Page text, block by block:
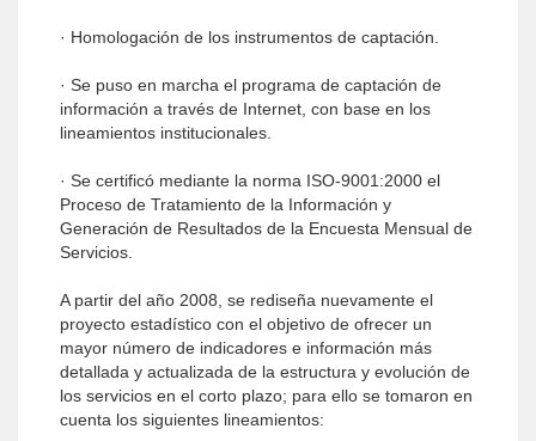
· Homologación de los instrumentos de captación.
· Se puso en marcha el programa de captación de
información a través de Internet, con base en los
lineamientos institucionales.
· Se certificó mediante la norma ISO-9001:2000 el
Proceso de Tratamiento de la Información y
Generación de Resultados de la Encuesta Mensual de
Servicios.
A partir del año 2008, se rediseña nuevamente el
proyecto estadístico con el objetivo de ofrecer un
mayor número de indicadores e información más
detallada y actualizada de la estructura y evolución de
los servicios en el corto plazo; para ello se tomaron en
cuenta los siguientes lineamientos: